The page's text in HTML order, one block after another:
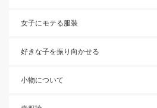
女子にモテる服装
好きな子を振り向かせる
小物について